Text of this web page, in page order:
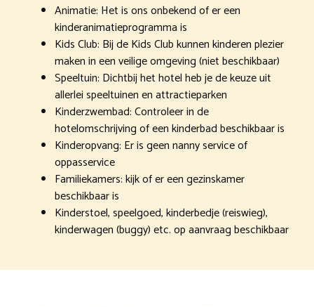
Animatie: Het is ons onbekend of er een
kinderanimatieprogramma is
Kids Club: Bij de Kids Club kunnen kinderen plezier
maken in een veilige omgeving (niet beschikbaar)
Speeltuin: Dichtbij het hotel heb je de keuze uit
allerlei speeltuinen en attractieparken
Kinderzwembad: Controleer in de
hotelomschrijving of een kinderbad beschikbaar is
Kinderopvang: Er is geen nanny service of
oppasservice
Familiekamers: kijk of er een gezinskamer
beschikbaar is
Kinderstoel, speelgoed, kinderbedje (reiswieg),
kinderwagen (buggy) etc. op aanvraag beschikbaar